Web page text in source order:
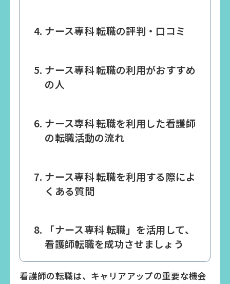
ナース専科 転職の評判・口コミ
ナース専科 転職の利用がおすすめ
の人
ナース専科 転職を利用した看護師
の転職活動の流れ
ナース専科 転職を利用する際によ
くある質問
「ナース専科 転職」を活用して、
看護師転職を成功させましょう
看護師の転職は、キャリアアップの重要な機会